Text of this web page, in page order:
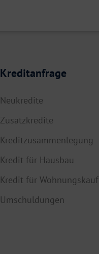
Kreditanfrage
Neukredite
Zusatzkredite
Kreditzusammenlegung
Kredit für Hausbau
Kredit für Wohnungskauf
Umschuldungen